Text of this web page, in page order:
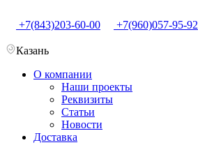
+7(843)203-60-00 +7(960)057-95-92
Казань
О компании
Наши проекты
Реквизиты
Статьи
Новости
Доставка